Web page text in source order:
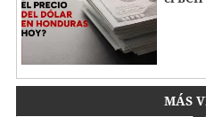
MÁS